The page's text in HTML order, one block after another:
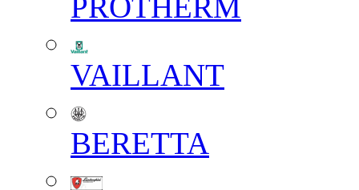
VAILLANT
BERETTA